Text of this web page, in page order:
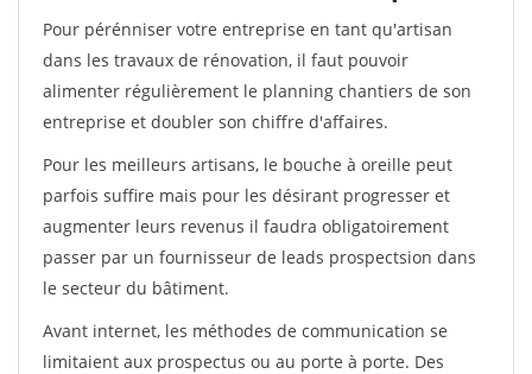
Pour pérénniser votre entreprise en tant qu'artisan
dans les travaux de rénovation, il faut pouvoir
alimenter régulièrement le planning chantiers de son
entreprise et doubler son chiffre d'affaires.
Pour les meilleurs artisans, le bouche à oreille peut
parfois suffire mais pour les désirant progresser et
augmenter leurs revenus il faudra obligatoirement
passer par un fournisseur de leads prospectsion dans
le secteur du bâtiment.
Avant internet, les méthodes de communication se
limitaient aux prospectus ou au porte à porte. Des